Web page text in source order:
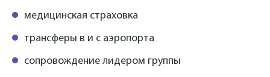
медицинская страховка
трансферы в и с аэропорта
сопровождение лидером группы